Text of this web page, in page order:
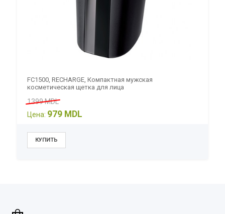
FC1500, RECHARGE, Компактная мужская
косметическая щетка для лица
1399 MDL
Цена: 979 MDL